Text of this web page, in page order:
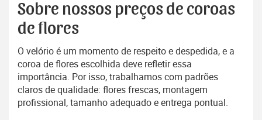
Sobre nossos preços de coroas
de flores
O velório é um momento de respeito e despedida, e a
coroa de flores escolhida deve refletir essa
importância. Por isso, trabalhamos com padrões
claros de qualidade: flores frescas, montagem
profissional, tamanho adequado e entrega pontual.